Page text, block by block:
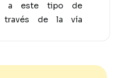
a este tipo de
través de la vía